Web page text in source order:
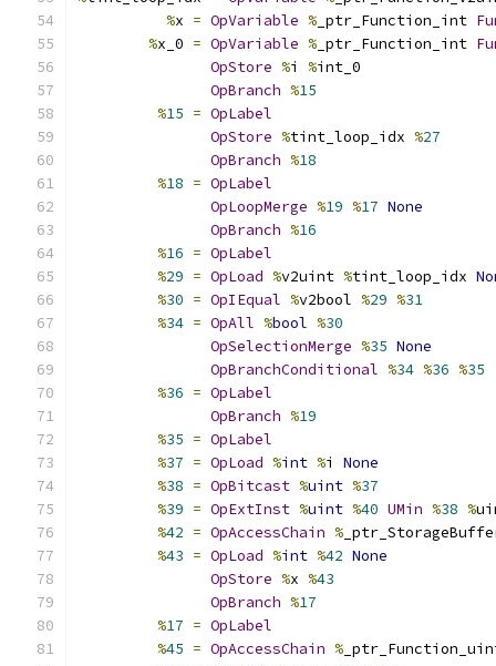
%x = OpVariable % _ptr_Function_int
%x_0 = OpVariable % _ptr_Function_int
OpStore %i %int_0
OpBranch %15
%15 = OpLabel
OpStore %tint_loop_idx %27
OpBranch %18
%18 = OpLabel
OpLoopMerge %19 %17 None
OpBranch %16
%16 = OpLabel
%29 = OpLoad %v2uint %tint_loop_idx
%30 = OpIEqual %v2bool %29 %31
%34 = OpAll %bool %30
OpSelectionMerge %35 None
OpBranchConditional %34 %36 %35
%36 = OpLabel
OpBranch %19
%35 = OpLabel
%37 = OpLoad %int %i None
%38 = OpBitcast %uint %37
%39 = OpExtInst %uint %40 UMin %38 %
%42 = OpAccessChain %
%43 = OpLoad %int %42 None
OpStore %x %43
OpBranch %17
%17 = OpLabel
%45 = OpAccessChain %